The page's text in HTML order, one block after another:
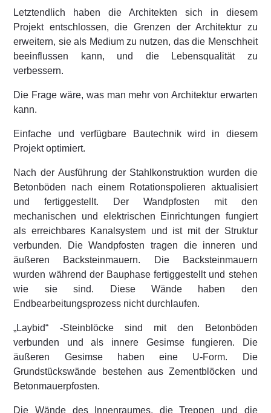
Letztendlich haben die Architekten sich in diesem
Projekt entschlossen, die Grenzen der Architektur zu
erweitern, sie als Medium zu nutzen, das die Menschheit
beeinflussen kann, und die Lebensqualität zu
verbessern.
Die Frage wäre, was man mehr von Architektur erwarten
kann.
Einfache und verfügbare Bautechnik wird in diesem
Projekt optimiert.
Nach der Ausführung der Stahlkonstruktion wurden die
Betonböden nach einem Rotationspolieren aktualisiert
und fertiggestellt. Der Wandpfosten mit den
mechanischen und elektrischen Einrichtungen fungiert
als erreichbares Kanalsystem und ist mit der Struktur
verbunden. Die Wandpfosten tragen die inneren und
äußeren Backsteinmauern. Die Backsteinmauern
wurden während der Bauphase fertiggestellt und stehen
wie sie sind. Diese Wände haben den
Endbearbeitungsprozess nicht durchlaufen.
„Laybid“ -Steinblöcke sind mit den Betonböden
verbunden und als innere Gesimse fungieren. Die
äußeren Gesimse haben eine U-Form. Die
Grundstückswände bestehen aus Zementblöcken und
Betonmauerpfosten.
Die Wände des Innenraumes, die Treppen und die